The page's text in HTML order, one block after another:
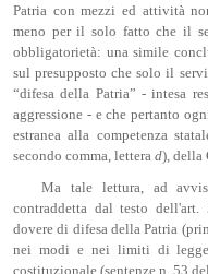
Patria con mezzi ed attività
meno per il solo fatto che il
obbligatorietà: una simile
sul presupposto che solo il
“difesa della Patria” - intesa
aggressione - e che pertanto
estranea alla competenza
secondo comma, lettera d), della
Ma tale lettura, ad
contraddetta dal testo
dovere di difesa della Patria
nei modi e nei limiti di legge
costituzionale (sentenze n. 53